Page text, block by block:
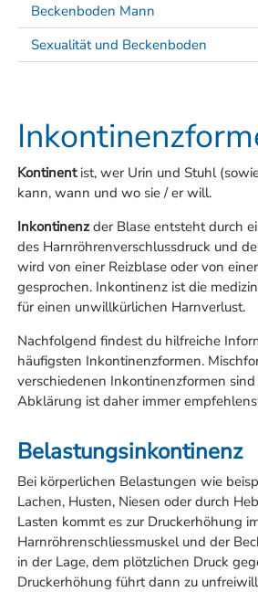
Beckenboden Mann
Sexualität und Beckenboden
Kontinent ist, wer Urin und Stuhl
kann, wann und wo sie / er will.
Inkontinenzder Blase entsteht durch
des Harnröhrenverschlussdruck und
wird von einer Reizblase oder von
gesprochen. Inkontinenz ist die
für einen unwillkürlichen Harnverlust.
Nachfolgend findest du hilfreiche
häufigsten Inkontinenzformen.
verschiedenen Inkontinenzformen
Abklärung ist daher immer
Belastungsinkontinenz
Bei körperlichen Belastungen wie
Lachen, Husten, Niesen oder durch
Lasten kommt es zur Druckerhöhung
Harnröhrenschliessmuskel und der
in der Lage, dem plötzlichen Druck
Druckerhöhung führt dann zu